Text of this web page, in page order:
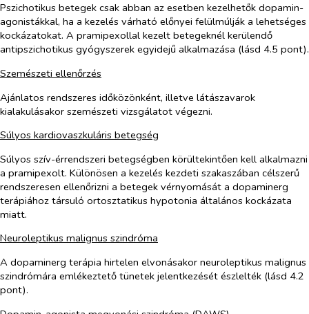
Pszichotikus betegek csak abban az esetben kezelhetők dopamin-
agonistákkal, ha a kezelés várható előnyei felülmúlják a lehetséges
kockázatokat. A pramipexollal kezelt betegeknél kerülendő
antipszichotikus gyógyszerek egyidejű alkalmazása (lásd 4.5 pont).
Szemészeti ellenőrzés
Ajánlatos rendszeres időközönként, illetve látászavarok
kialakulásakor szemészeti vizsgálatot végezni.
Súlyos kardiovaszkuláris betegség
Súlyos szív-érrendszeri betegségben körültekintően kell alkalmazni
a pramipexolt. Különösen a kezelés kezdeti szakaszában célszerű
rendszeresen ellenőrizni a betegek vérnyomását a dopaminerg
terápiához társuló ortosztatikus hypotonia általános kockázata
miatt.
Neuroleptikus malignus szindróma
A dopaminerg terápia hirtelen elvonásakor neuroleptikus malignus
szindrómára emlékeztető tünetek jelentkezését észlelték (lásd 4.2
pont).